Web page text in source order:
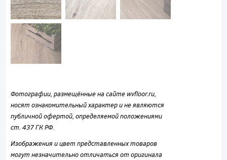
Фотографии, размещённые на сайте wvfloor.ru,
носят ознакомительный характер и не являются
публичной офертой, определяемой положениями
ст. 437 ГК РФ.
Изображения и цвет представленных товаров
могут незначительно отличаться от оригинала